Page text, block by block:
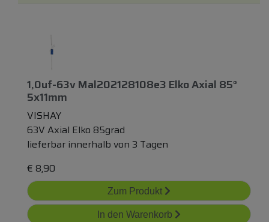
1,0uf-63v Mal202128108e3 Elko Axial 85°
5x11mm
VISHAY
63V Axial Elko 85grad
lieferbar innerhalb von 3 Tagen
€ 8,90
Zum Produkt
In den Warenkorb